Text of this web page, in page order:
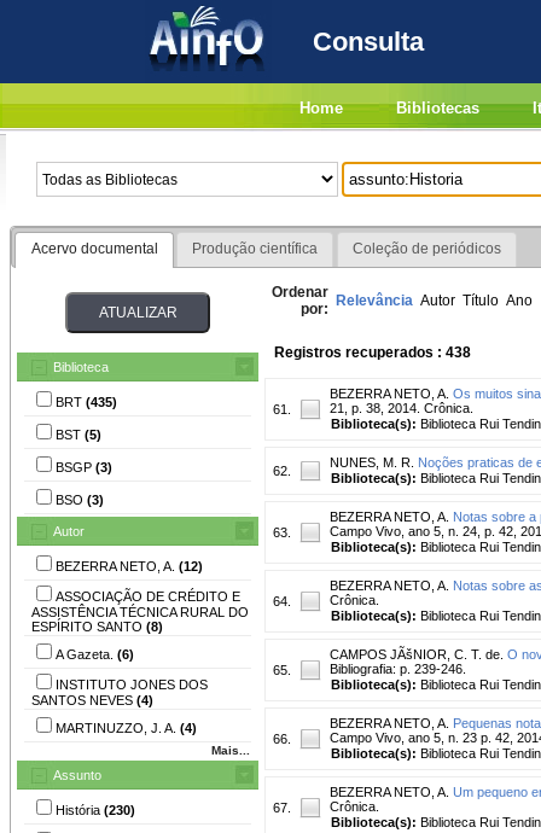
Consulta
Home Bibliotecas
Acervo documental Produção científica Coleção de periódicos
Biblioteca
BRT (435)
BST (5)
BSGP (3)
BSO (3)
Autor
BEZERRA NETO, A. (12)
ASSOCIAÇÃO DE CRÉDITO E
ASSISTÊNCIA TÉCNICA RURAL DO
ESPÍRITO SANTO (8)
A Gazeta. (6)
INSTITUTO JONES DOS
SANTOS NEVES (4)
MARTINUZZO, J. A. (4)
Mais...
Assunto
História (230)
Ordenar
por: Relevância Autor Título Ano
Registros recuperados : 438
61.
BEZERRA NETO, A. Os muitos
21, p. 38, 2014. Crônica.
Biblioteca(s): Biblioteca Rui
62.
NUNES, M. R. Noções praticas de
Biblioteca(s): Biblioteca Rui
63.
BEZERRA NETO, A. Notas sobre a
Campo Vivo, ano 5, n. 24, p. 42,
Biblioteca(s): Biblioteca Rui
64.
BEZERRA NETO, A. Notas sobre
Crônica.
Biblioteca(s): Biblioteca Rui
65.
CAMPOS JÃšNIOR, C. T. de. O
Bibliografia: p. 239-246.
Biblioteca(s): Biblioteca Rui
66.
BEZERRA NETO, A. Pequenas
Campo Vivo, ano 5, n. 23 p. 42,
Biblioteca(s): Biblioteca Rui
67.
BEZERRA NETO, A. Um pequeno
Crônica.
Biblioteca(s): Biblioteca Rui